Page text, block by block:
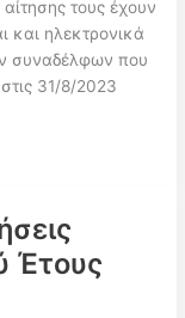
τους έχουν
και ηλεκτρονικά
συναδέλφων που
31/8/2023
Έτους